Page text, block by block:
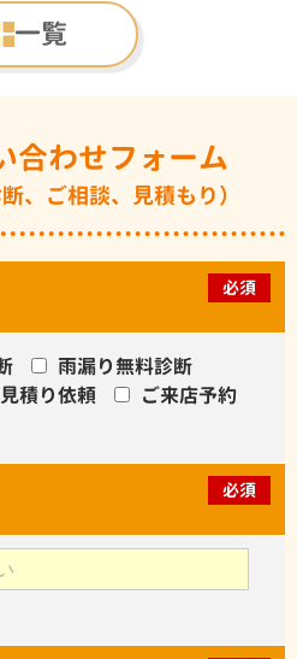
一覧
合わせフォーム
断、ご相談、見積もり）
必須
雨漏り無料診断
積り依頼
ご来店予約
必須